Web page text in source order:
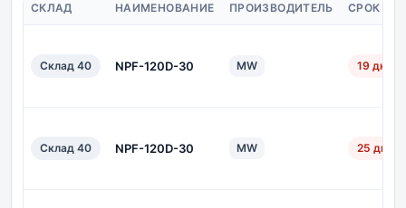
СКЛАД НАИМЕНОВАНИЕ ПРОИЗВОДИТЕЛЬ СРОК
Склад 40 NPF-120D-30 MW 19 дн.
Склад 40 NPF-120D-30 MW 25 дн.